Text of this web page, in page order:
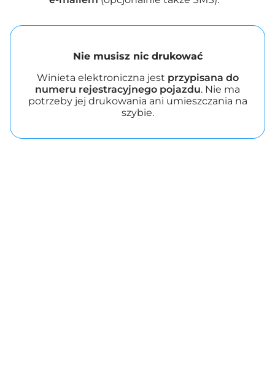
Nie musisz nic drukować
Winieta elektroniczna jest przypisana do
numeru rejestracyjnego pojazdu. Nie ma
potrzeby jej drukowania ani umieszczania na
szybie.